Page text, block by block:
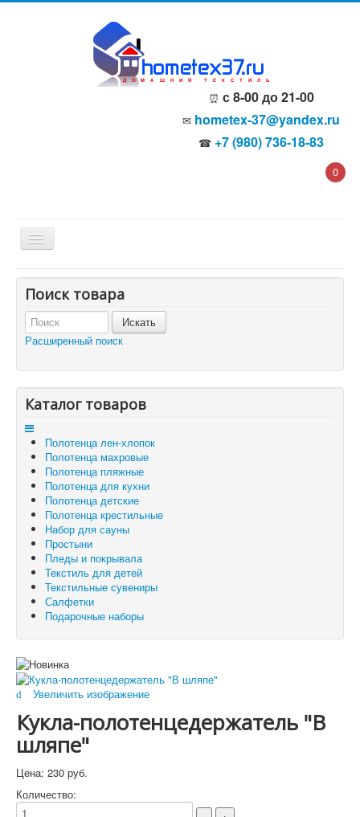
⏰ с 8-00 до 21-00
✉ hometex-37@yandex.ru
☎ +7 (980) 736-18-83
0
О компании
Политика безопасности
Пользовательское соглашение
Каталог товаров
Отзывы и предложения
Контакты
Корзина
Отложенные товары
Вы здесь: Главная
Текстильные сувениры
Кукла-полотенцедержатель "В шляпе"
Поиск товара
Расширенный поиск
Каталог товаров
Полотенца лен-хлопок
Полотенца махровые
Полотенца пляжные
Полотенца для кухни
Полотенца детские
Полотенца крестильные
Набор для сауны
Простыни
Пледы и покрывала
Текстиль для детей
Текстильные сувениры
Салфетки
Подарочные наборы
Увеличить изображение
Кукла-полотенцедержатель "В
шляпе"
Цена: 230 руб.
Количество: